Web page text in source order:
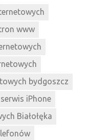
www
bydgoszcz
serwis iPhone
Białołęka